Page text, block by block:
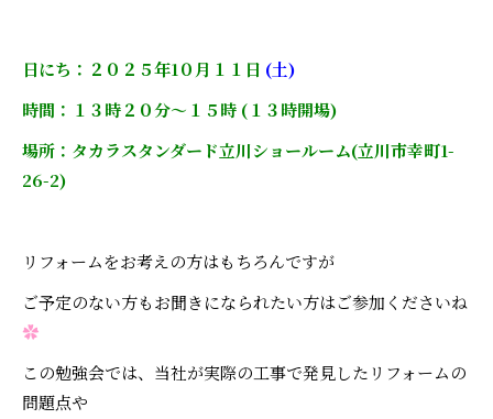
日にち：２０２５年1０月１１日 (土)
時間：１３時２０分～１５時 (１３時開場)
場所：タカラスタンダード立川ショールーム(立川市幸町1-
26-2)
リフォームをお考えの方はもちろんですが
ご予定のない方もお聞きになられたい方はご参加くださいね
✿
この勉強会では、当社が実際の工事で発見したリフォームの
問題点や